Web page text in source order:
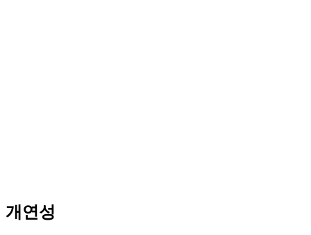
개연성